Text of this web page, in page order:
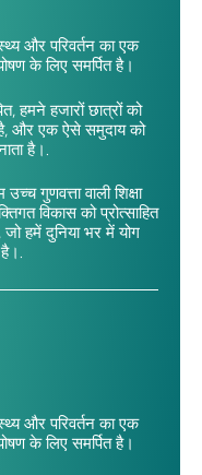
और परिवर्तन का एक
के लिए समर्पित है।
हमने हजारों छात्रों को
है, और एक ऐसे समुदाय को
है।.
गुणवत्ता वाली शिक्षा
विकास को प्रोत्साहित
जो हमें दुनिया भर में योग
और परिवर्तन का एक
के लिए समर्पित है।